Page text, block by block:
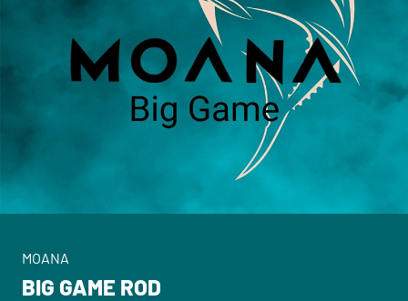
MOANA
BIG GAME ROD